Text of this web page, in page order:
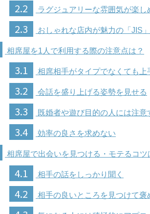
2.2 ラグジュアリーな雰囲気が楽し
2.3 おしゃれな店内が魅力の「JIS」
相席屋を1人で利用する際の注意点は？
3.1 相席相手がタイプでなくても上
3.2 会話を盛り上げる姿勢を見せる
3.3 既婚者や遊び目的の人には注意
3.4 効率の良さを求めない
相席屋で出会いを見つける・モテるコツ
4.1 相手の話をしっかり聞く
4.2 相手の良いところを見つけて褒